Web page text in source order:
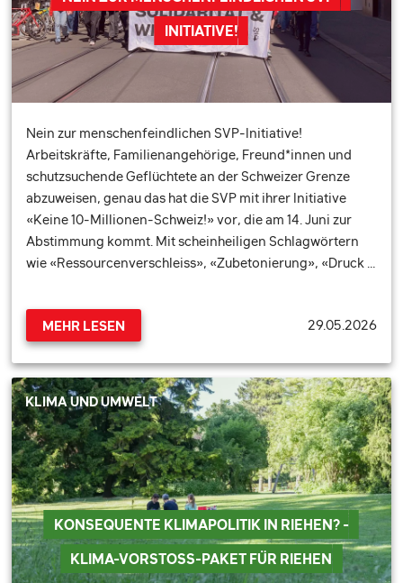
INITIATIVE!
Nein zur menschenfeindlichen SVP-Initiative!
Arbeitskräfte, Familienangehörige, Freund*innen und
schutzsuchende Geflüchtete an der Schweizer Grenze
abzuweisen, genau das hat die SVP mit ihrer Initiative
«Keine 10-Millionen-Schweiz!» vor, die am 14. Juni zur
Abstimmung kommt. Mit scheinheiligen Schlagwörtern
wie «Ressourcenverschleiss», «Zubetonierung», «Druck …
MEHR LESEN 29.05.2026
KONSEQUENTE KLIMAPOLITIK IN RIEHEN? -
KLIMA-VORSTOSS-PAKET FÜR RIEHEN
KLIMA UND UMWELT